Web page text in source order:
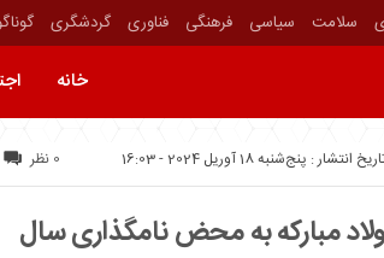
سلامت سیاسی فرهنگی فناوری گردشگری
خانه
انتشار : پنج‌شنبه 18 آوریل 2024 - 16:03 0 نظر
مبارکه به محض نامگذاری سال